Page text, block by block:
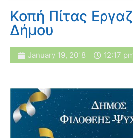
Κοπή Πίτας
Δήμου
January 19, 2018 12:17 pm